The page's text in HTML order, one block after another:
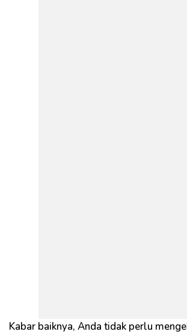
Kabar baiknya, Anda tidak perlu